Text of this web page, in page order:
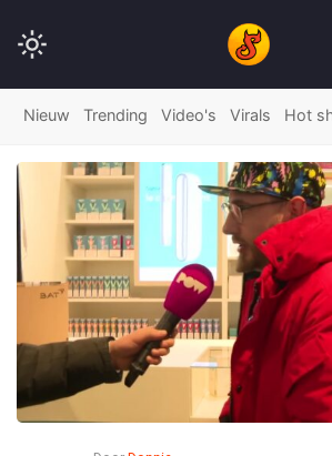
Nieuw Trending Video's Virals Hot